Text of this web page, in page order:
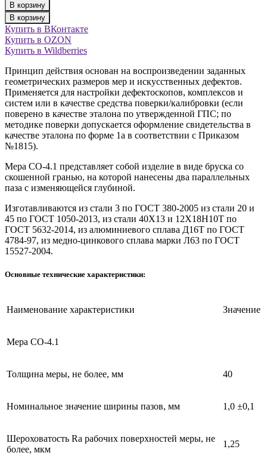
В корзину
В корзину
Купить в ВКонтакте
Купить в OZON
Купить в Wildberries
Принцип действия основан на воспроизведении заданных
геометрических размеров мер и искусственных дефектов.
Применяется для настройки дефектоскопов, комплексов и
систем или в качестве средства поверки/калибровки (если
поверено в качестве эталона по утвержденной ГПС; по
методике поверки допускается оформление свидетельства в
качестве эталона по форме 1а в соответствии с Приказом
№1815).
Мера СО-4.1 представляет собой изделие в виде бруска со
скошенной гранью, на которой нанесены два параллельных
паза с изменяющейся глубиной.
Изготавливаются из стали 3 по ГОСТ 380-2005 из стали 20 и
45 по ГОСТ 1050-2013, из стали 40Х13 и 12Х18Н10Т по
ГОСТ 5632-2014, из алюминиевого сплава Д16Т по ГОСТ
4784-97, из медно-цинкового сплава марки Л63 по ГОСТ
15527-2004.
Основные технические характеристики:
Наименование характеристики Значение
Мера СО-4.1
Толщина меры, не более, мм 40
Номинальное значение ширины пазов, мм 1,0 ±0,1
Шероховатость Rа рабочих поверхностей меры, не
более, мкм
1,25